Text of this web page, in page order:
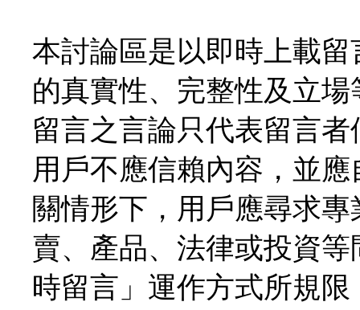
本討論區是以即時上載
的真實性、完整性及立
留言之言論只代表留言
用戶不應信賴內容，並
關情形下，用戶應尋求
賣、產品、法律或投資
時留言」運作方式所規